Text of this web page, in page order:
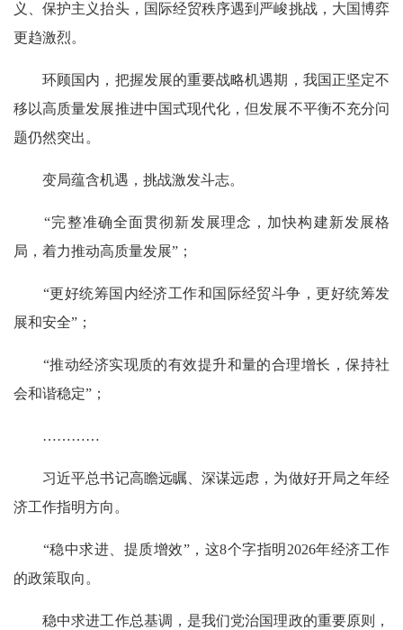
义、保护主义抬头，国际经贸秩序遇到严峻挑战，大国博弈
更趋激烈。
环顾国内，把握发展的重要战略机遇期，我国正坚定不
移以高质量发展推进中国式现代化，但发展不平衡不充分问
题仍然突出。
变局蕴含机遇，挑战激发斗志。
“完整准确全面贯彻新发展理念，加快构建新发展格
局，着力推动高质量发展”；
“更好统筹国内经济工作和国际经贸斗争，更好统筹发
展和安全”；
“推动经济实现质的有效提升和量的合理增长，保持社
会和谐稳定”；
…………
习近平总书记高瞻远瞩、深谋远虑，为做好开局之年经
济工作指明方向。
“稳中求进、提质增效”，这8个字指明2026年经济工作
的政策取向。
稳中求进工作总基调，是我们党治国理政的重要原则，